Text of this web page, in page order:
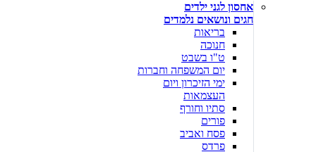
אחסון לגני ילדים
חגים ונושאים נלמדים
בריאות
חנוכה
ט"ו בשבט
יום המשפחה וחברות
ימי הזיכרון ויום
העצמאות
סתיו וחורף
פורים
פסח ואביב
פרדס